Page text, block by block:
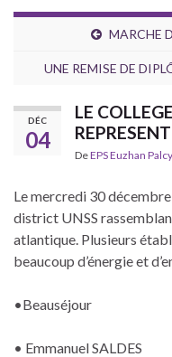
MARCHE
UNE REMISE DE
DÉC
04
LE
DeEPS Euzhan Palcy
Le mercredi 30
district UNSS
atlantique. Plusieurs
beaucoup d’énergie et
•Beauséjour
• Emmanuel SALDES